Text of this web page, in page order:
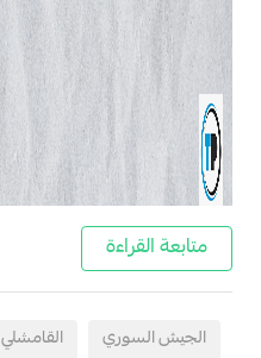
متابعة القراءة
الجيش السوري القامشلي